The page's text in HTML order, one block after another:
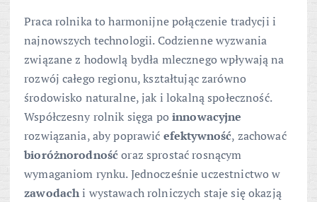
Praca rolnika to harmonijne połączenie tradycji i
najnowszych technologii. Codzienne wyzwania
związane z hodowlą bydła mlecznego wpływają na
rozwój całego regionu, kształtując zarówno
środowisko naturalne, jak i lokalną społeczność.
Współczesny rolnik sięga poinnowacyjne
rozwiązania, aby poprawić efektywność, zachować
bioróżnorodność oraz sprostać rosnącym
wymaganiom rynku. Jednocześnie uczestnictwo w
zawodachi wystawach rolniczych staje się okazją